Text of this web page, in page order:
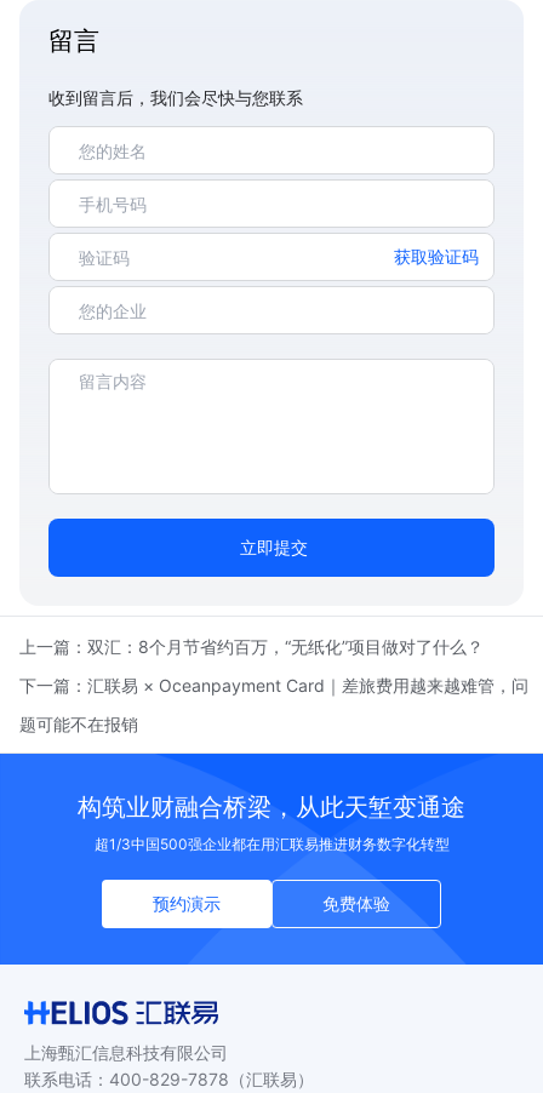
留言
收到留言后，我们会尽快与您联系
获取验证码
立即提交
上一篇： 双汇：8个月节省约百万，“无纸化”项目做对了什么？
下一篇： 汇联易 × Oceanpayment Card｜差旅费用越来越难管，问
题可能不在报销
构筑业财融合桥梁，从此天堑变通途
超1/3中国500强企业都在用汇联易推进财务数字化转型
预约演示 免费体验
上海甄汇信息科技有限公司
联系电话 ： 400-829-7878 （汇联易）